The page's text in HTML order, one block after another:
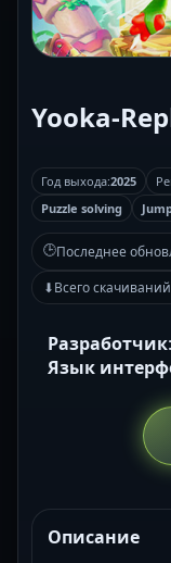
Yooka-
Год выхода:2025
Puzzle solving
🕒Последнее
⬇Всего
Разработчик
Язык
Описание